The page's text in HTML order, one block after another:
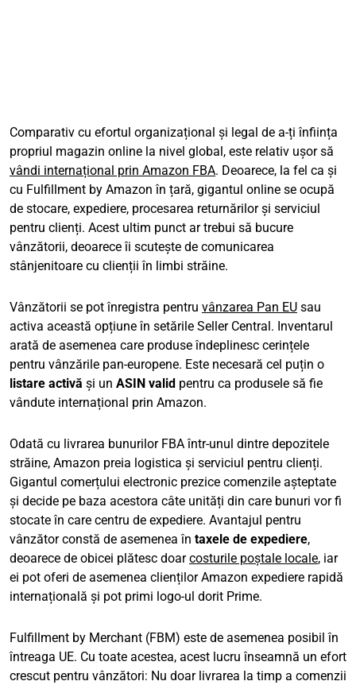
Comparativ cu efortul organizațional și legal de a-ți înființa
propriul magazin online la nivel global, este relativ ușor să
vândi internațional prin Amazon FBA. Deoarece, la fel ca și
cu Fulfillment by Amazon în țară, gigantul online se ocupă
de stocare, expediere, procesarea returnărilor și serviciul
pentru clienți. Acest ultim punct ar trebui să bucure
vânzătorii, deoarece îi scutește de comunicarea
stânjenitoare cu clienții în limbi străine.
Vânzătorii se pot înregistra pentru vânzarea Pan EU sau
activa această opțiune în setările Seller Central. Inventarul
arată de asemenea care produse îndeplinesc cerințele
pentru vânzările pan-europene. Este necesară cel puțin o
listare activă și un ASIN valid pentru ca produsele să fie
vândute internațional prin Amazon.
Odată cu livrarea bunurilor FBA într-unul dintre depozitele
străine, Amazon preia logistica și serviciul pentru clienți.
Gigantul comerțului electronic prezice comenzile așteptate
și decide pe baza acestora câte unități din care bunuri vor fi
stocate în care centru de expediere. Avantajul pentru
vânzător constă de asemenea în taxele de expediere,
deoarece de obicei plătesc doarcosturile poștale locale, iar
ei pot oferi de asemenea clienților Amazon expediere rapidă
internațională și pot primi logo-ul dorit Prime.
Fulfillment by Merchant (FBM) este de asemenea posibil în
întreaga UE. Cu toate acestea, acest lucru înseamnă un efort
crescut pentru vânzători: Nu doar livrarea la timp a comenzii